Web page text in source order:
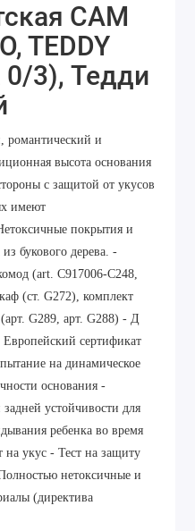
CAM
TEDDY
0/3), Тедди
романтический и
высота основания
с защитой от укусов
имеют
покрытия и
букового дерева. -
(art. C917006-C248,
(ст. G272), комплект
G289, арт. G288) - Д
сертификат
на динамическое
основания -
устойчивости для
ребенка во время
на укус - Тест на защиту
нетоксичные и
(директива